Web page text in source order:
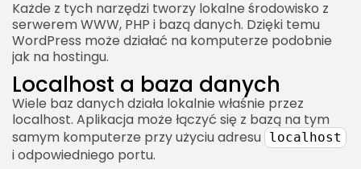
Każde z tych narzędzi tworzy lokalne środowisko z
serwerem WWW, PHP i bazą danych. Dzięki temu
WordPress może działać na komputerze podobnie
jak na hostingu.
Localhost a baza danych
Wiele baz danych działa lokalnie właśnie przez
localhost. Aplikacja może łączyć się z bazą na tym
samym komputerze przy użyciu adresu localhost
i odpowiedniego portu.